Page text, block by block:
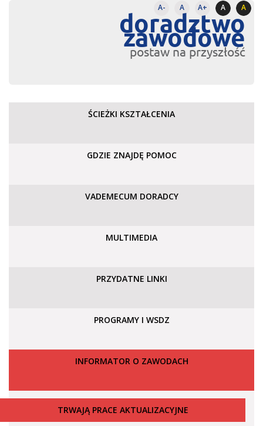
A- A A+ A A
doradztwo
zawodowe
postaw na przyszłość
ŚCIEŻKI KSZTAŁCENIA
GDZIE ZNAJDĘ POMOC
VADEMECUM DORADCY
MULTIMEDIA
PRZYDATNE LINKI
PROGRAMY I WSDZ
INFORMATOR O ZAWODACH
TRWAJĄ PRACE AKTUALIZACYJNE